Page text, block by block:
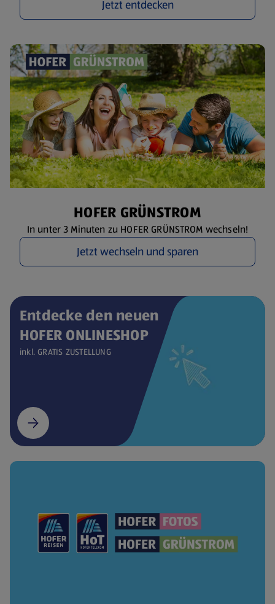
Jetzt entdecken
HOFER GRÜNSTROM
In unter 3 Minuten zu HOFER GRÜNSTROM wechseln!
Jetzt wechseln und sparen
Entdecke den neuen
HOFER ONLINESHOP
inkl. GRATIS ZUSTELLUNG
(öffnet in einem neuen Tab)